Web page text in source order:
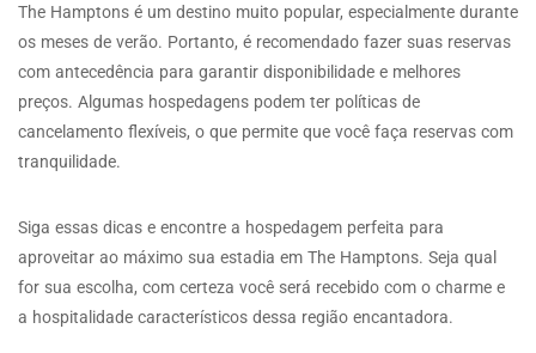
The Hamptons é um destino muito popular, especialmente durante
os meses de verão. Portanto, é recomendado fazer suas reservas
com antecedência para garantir disponibilidade e melhores
preços. Algumas hospedagens podem ter políticas de
cancelamento flexíveis, o que permite que você faça reservas com
tranquilidade.
Siga essas dicas e encontre a hospedagem perfeita para
aproveitar ao máximo sua estadia em The Hamptons. Seja qual
for sua escolha, com certeza você será recebido com o charme e
a hospitalidade característicos dessa região encantadora.